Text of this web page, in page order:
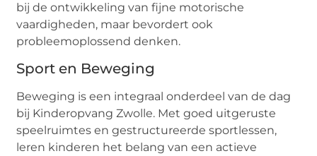
bij de ontwikkeling van fijne motorische
vaardigheden, maar bevordert ook
probleemoplossend denken.
Sport en Beweging
Beweging is een integraal onderdeel van de dag
bij Kinderopvang Zwolle. Met goed uitgeruste
speelruimtes en gestructureerde sportlessen,
leren kinderen het belang van een actieve